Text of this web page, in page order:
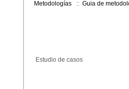
Metodologías
:: Guia de
Estudio de casos